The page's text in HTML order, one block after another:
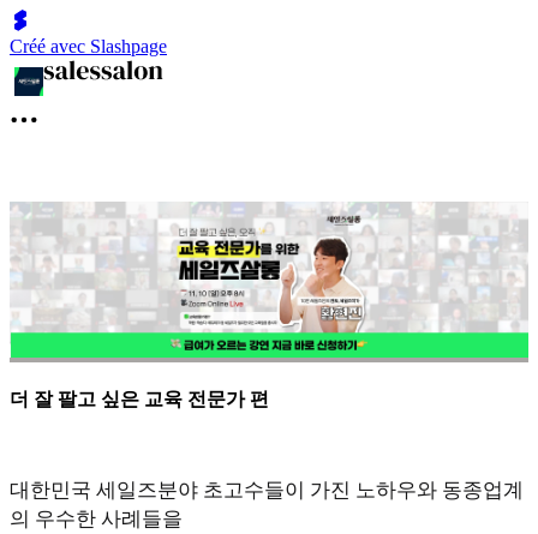
Créé avec Slashpage
더 잘 팔고 싶은 교육 전문가 편
대한민국 세일즈분야 초고수들이 가진 노하우와 동종업계
의 우수한 사례들을